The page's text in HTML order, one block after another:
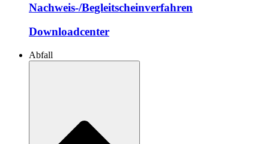
Nachweis-/Begleitscheinverfahren
Downloadcenter
Abfall